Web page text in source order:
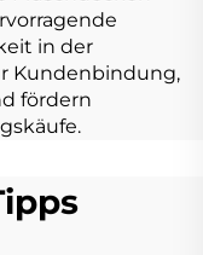
in der
Kundenbindung,
fördern